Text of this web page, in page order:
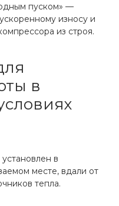
пуском» —
износу и
из строя.
в
в
месте, вдали от
тепла.